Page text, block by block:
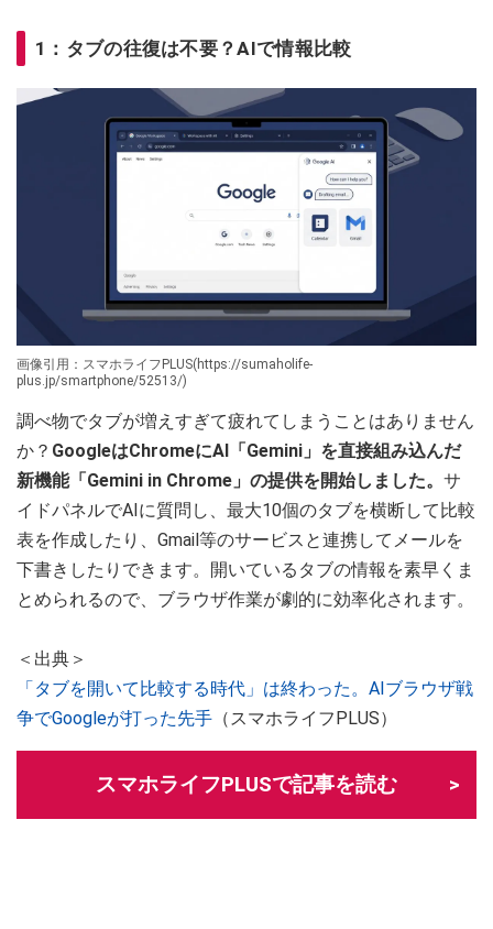
1：タブの往復は不要？AIで情報比較
画像引用：スマホライフPLUS(https://sumaholife-
plus.jp/smartphone/52513/)
調べ物でタブが増えすぎて疲れてしまうことはありません
か？ GoogleはChromeにAI「Gemini」を直接組み込んだ
新機能「Gemini in Chrome」の提供を開始しました。 サ
イドパネルでAIに質問し、最大10個のタブを横断して比較
表を作成したり、Gmail等のサービスと連携してメールを
下書きしたりできます。開いているタブの情報を素早くま
とめられるので、ブラウザ作業が劇的に効率化されます。
＜出典＞
「タブを開いて比較する時代」は終わった。AIブラウザ戦
争でGoogleが打った先手 （スマホライフPLUS）
スマホライフPLUSで記事を読む